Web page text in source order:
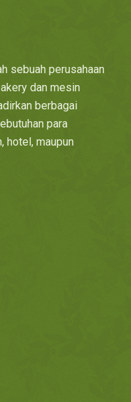
sebuah perusahaan
dan mesin
berbagai
para
hotel, maupun